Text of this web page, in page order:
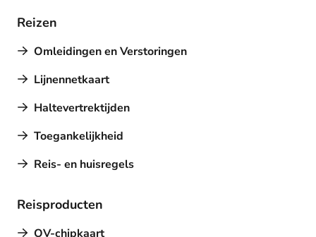
Reizen
Omleidingen en Verstoringen
Lijnennetkaart
Haltevertrektijden
Toegankelijkheid
Reis- en huisregels
Reisproducten
OV-chipkaart